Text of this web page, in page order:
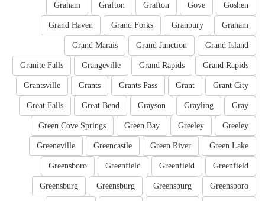
Goshen
Gove
Grafton
Grafton
Graham
Graham
Granbury
Grand Forks
Grand Haven
Grand Island
Grand Junction
Grand Marais
Grand Rapids
Grand Rapids
Grangeville
Granite Falls
Grant City
Grant
Grants Pass
Grants
Grantsville
Gray
Grayling
Grayson
Great Bend
Great Falls
Greeley
Greeley
Green Bay
Green Cove Springs
Green Lake
Green River
Greencastle
Greeneville
Greenfield
Greenfield
Greenfield
Greensboro
Greensboro
Greensburg
Greensburg
Greensburg